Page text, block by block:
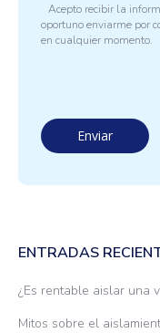
Acepto recibir la
oportuno enviarme por
en cualquier momento.
ENTRADAS
¿Es rentable aislar una
Mitos sobre el